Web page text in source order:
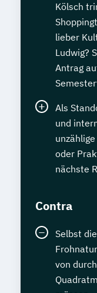
Kölsch
lieber
Ludwig?
Antrag
Als
und
oder
nächste
Contra
Selbst
von